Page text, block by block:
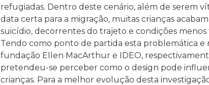
refugiadas. Dentro deste cenário, além de serem
data certa para a migração, muitas crianças
suicídio, decorrentes do trajeto e condições menos
Tendo como ponto de partida esta problemática
fundação Ellen MacArthur e IDEO,
pretendeu-se perceber como o design pode
crianças. Para a melhor evolução desta